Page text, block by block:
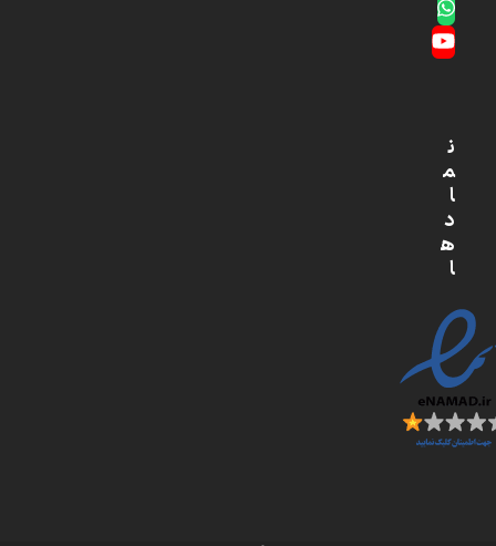
Whatsapp
YouTube
ن
م
ا
د
ه
ا